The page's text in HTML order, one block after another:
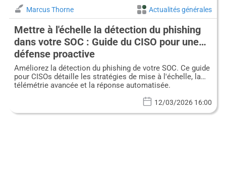
Marcus Thorne Actualités générales
Mettre à l'échelle la détection du phishing
dans votre SOC : Guide du CISO pour une
défense proactive
Améliorez la détection du phishing de votre SOC. Ce guide
pour CISOs détaille les stratégies de mise à l'échelle, la
télémétrie avancée et la réponse automatisée.
12/03/2026 16:00